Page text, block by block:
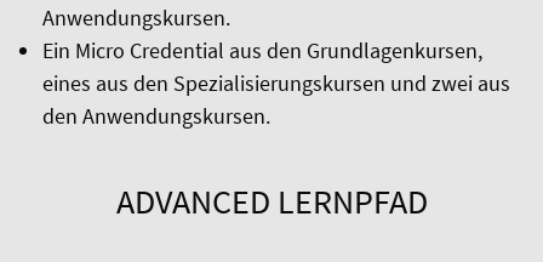
Anwendungskursen.
Ein Micro Credential aus den Grundlagenkursen,
eines aus den Spezialisierungskursen und zwei aus
den Anwendungskursen.
ADVANCED LERNPFAD